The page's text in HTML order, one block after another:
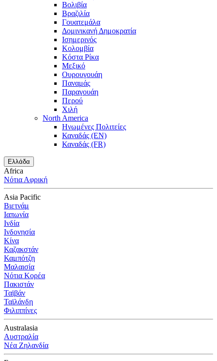
Βολιβία
Βραζιλία
Γουατεμάλα
Δομινικανή Δημοκρατία
Ισημερινός
Κολομβία
Κόστα Ρίκα
Μεξικό
Ουρουγουάη
Παναμάς
Παραγουάη
Περού
Χιλή
North America
Ηνωμένες Πολιτείες
Καναδάς (EN)
Καναδάς (FR)
Ελλάδα
Africa
Νότια Αφρική
Asia Pacific
Βιετνάμ
Ιαπωνία
Ινδία
Ινδονησία
Κίνα
Καζακστάν
Καμπότζη
Μαλαισία
Νότια Κορέα
Πακιστάν
Ταϊβάν
Ταϊλάνδη
Φιλιππίνες
Australasia
Αυστραλία
Νέα Ζηλανδία